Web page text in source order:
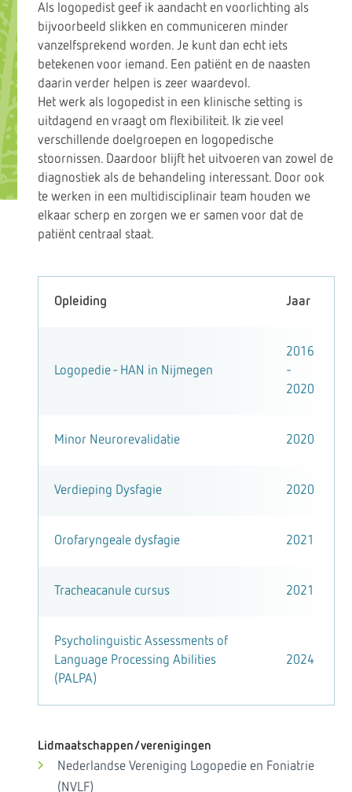
Als logopedist geef ik aandacht en voorlichting als
bijvoorbeeld slikken en communiceren minder
vanzelfsprekend worden. Je kunt dan echt iets
betekenen voor iemand. Een patiënt en de naasten
daarin verder helpen is zeer waardevol.
Het werk als logopedist in een klinische setting is
uitdagend en vraagt om flexibiliteit. Ik zie veel
verschillende doelgroepen en logopedische
stoornissen. Daardoor blijft het uitvoeren van zowel de
diagnostiek als de behandeling interessant. Door ook
te werken in een multidisciplinair team houden we
elkaar scherp en zorgen we er samen voor dat de
patiënt centraal staat.
Opleiding Jaar
Logopedie - HAN in Nijmegen
2016
-
2020
Minor Neurorevalidatie 2020
Verdieping Dysfagie 2020
Orofaryngeale dysfagie 2021
Tracheacanule cursus 2021
Psycholinguistic Assessments of
Language Processing Abilities
(PALPA)
2024
Lidmaatschappen/verenigingen
Nederlandse Vereniging Logopedie en Foniatrie
(NVLF)